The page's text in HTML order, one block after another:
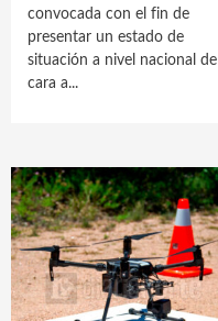
convocada con el fin de
presentar un estado de
situación a nivel nacional de
cara a...